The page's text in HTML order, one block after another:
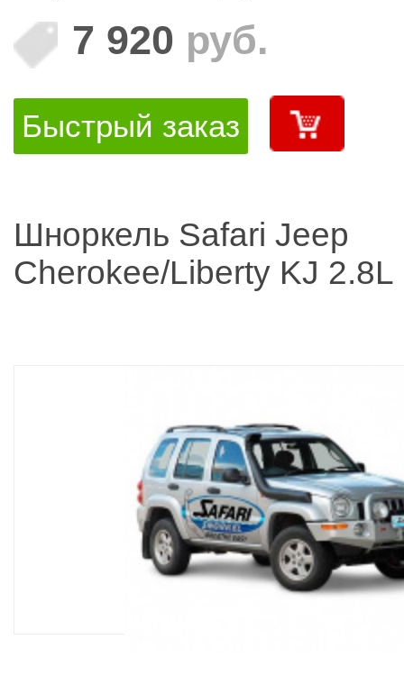
7 920 руб.
Быстрый заказ
Шноркель Safari Jeep
Cherokee/Liberty KJ 2.8L